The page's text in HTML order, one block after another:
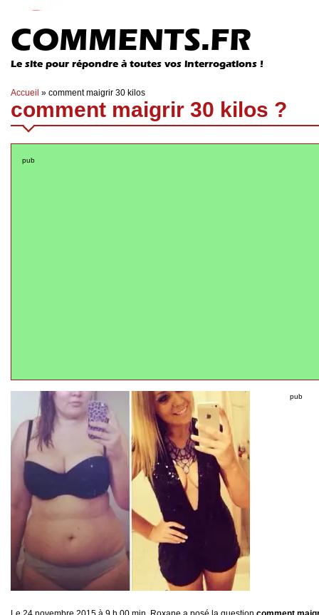
COMMENTS.FR
Le site pour répondre à toutes vos interrogations !
Accueil » comment maigrir 30 kilos
comment maigrir 30 kilos ?
pub
pub